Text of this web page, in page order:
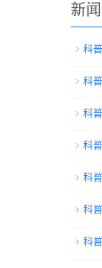
新
科
科
科
科
科
科
科